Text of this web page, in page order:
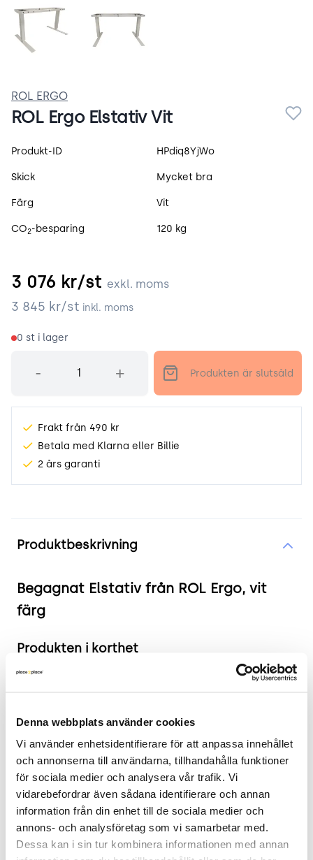
Denna webbplats använder cookies
Vi använder enhetsidentifierare för att anpassa innehållet
och annonserna till användarna, tillhandahålla funktioner
för sociala medier och analysera vår trafik. Vi
vidarebefordrar även sådana identifierare och annan
information från din enhet till de sociala medier och
annons- och analysföretag som vi samarbetar med.
Dessa kan i sin tur kombinera informationen med annan
jCM4-aNCggUj.webp
ROL ERGO
ROL Ergo Elstativ Vit
Produktspecifikation
Produkt-ID HPdiq8YjWo
Skick Mycket bra
Färg Vit
CO2-besparing 120 kg
3 076 kr/st exkl. moms
3 845 kr/st inkl. moms
0 st i lager
- + Produkten är slutsåld
Frakt från 490 kr
Betala med Klarna eller Billie
2 års garanti
Produktbeskrivning
Begagnat Elstativ från ROL Ergo, vit
färg
Produkten i korthet
73 cm
2 års garanti
Mer om produkten
Ett höj- och sänkbart elstativ från ROL Ergo som
erbjuder en flexibel lösning för arbetsplatsen.
Detta stativ är designat för att passa olika